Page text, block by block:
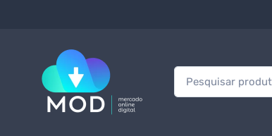
Procurar: